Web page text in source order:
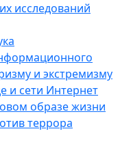
исследований
и экстремизму
и сети Интернет
образе жизни
террора